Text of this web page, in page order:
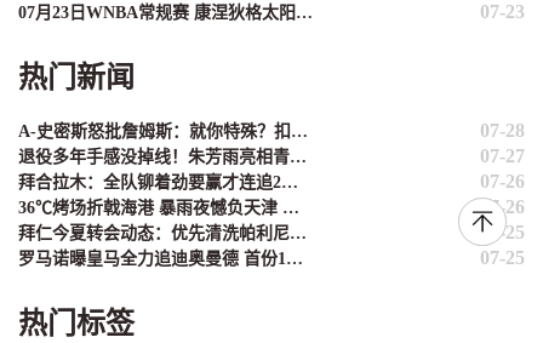
07月23日WNBA常规赛 康涅狄格太阳 88 - 123 印第安纳狂热 集锦 07-23
热门新闻
A-史密斯怒批詹姆斯：就你特殊？扣篮大赛都不参加，带坏一帮球星！ 07-28
退役多年手感没掉线！朱芳雨亮相青锦赛 三分、中场logo投全中 07-27
拜合拉木：全队铆着劲要赢才连追2球，再给点时间蓉城能逆转 07-26
36℃烤场折戟海港 暴雨夜憾负天津 申花七月收2胜2负 07-26
拜仁今夏转会动态：优先清洗帕利尼亚等冗员，最多仅补一名新援 07-25
罗马诺曝皇马全力追迪奥曼德 首份1亿欧报价遭莱比锡拒绝 07-25
热门标签